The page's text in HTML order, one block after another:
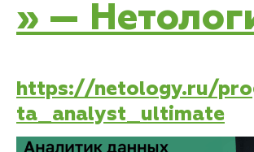
» —
https://netology.ru/
ta_analyst_ultimate